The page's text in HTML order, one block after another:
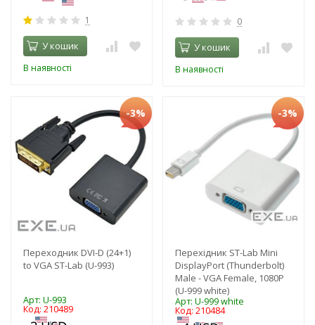
1
У кошик
В наявності
0
У кошик
В наявності
-3%
Переходник DVI-D (24+1)
to VGA ST-Lab (U-993)
Арт: U-993
Код: 210489
-3%
Перехідник ST-Lab Mini
DisplayPort (Thunderbolt)
Male - VGA Female, 1080P
(U-999 white)
Арт: U-999 white
Код: 210484